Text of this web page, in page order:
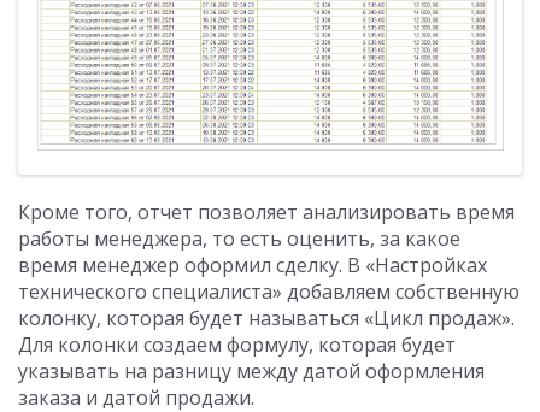
Кроме того, отчет позволяет анализировать время
работы менеджера, то есть оценить, за какое
время менеджер оформил сделку. В «Настройках
технического специалиста» добавляем собственную
колонку, которая будет называться «Цикл продаж».
Для колонки создаем формулу, которая будет
указывать на разницу между датой оформления
заказа и датой продажи.